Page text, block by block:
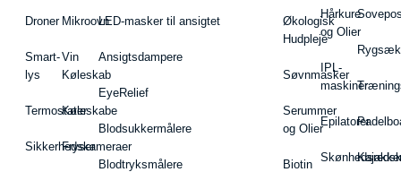
Droner
Smart-
lys
Termostater
Sikkerhedskameraer
Mikroovn
Vin
Køleskab
Køleskabe
Fryser
LED-masker til ansigtet
Ansigtsdampere
EyeRelief
Blodsukkermålere
Blodtryksmålere
Økologisk
Hudpleje
Søvnmasker
Serummer
og Olier
Biotin
Hårkure
og Olier
IPL-
maskiner
Epilatorer